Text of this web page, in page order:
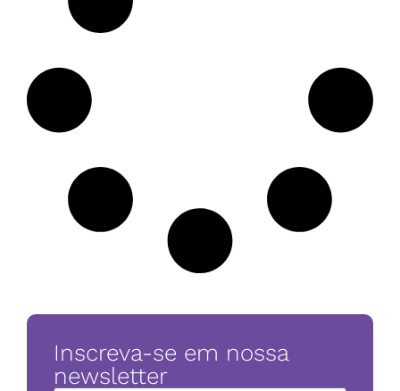
Inscreva-se em nossa
newsletter